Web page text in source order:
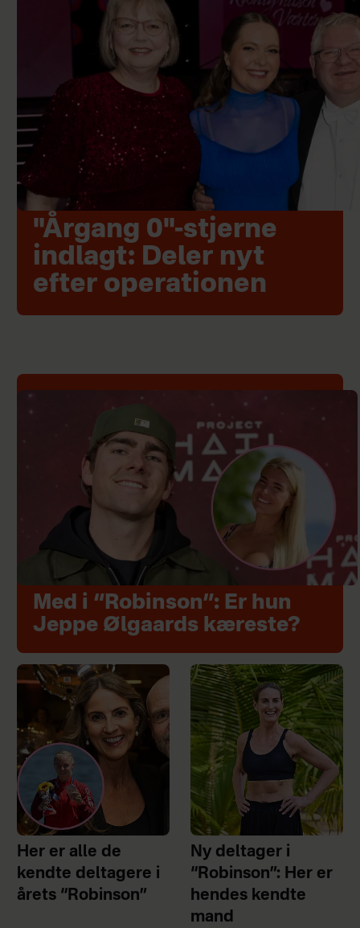
"Årgang 0"-stjerne
indlagt: Deler nyt
efter operationen
Med i “Robinson”: Er hun
Jeppe Ølgaards kæreste?
Her er alle de
kendte deltagere i
årets “Robinson”
Ny deltager i
“Robinson”: Her er
hendes kendte
mand